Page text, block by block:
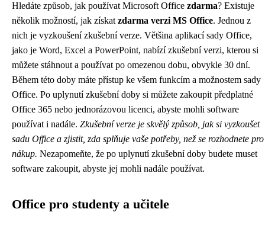
Hledáte způsob, jak používat Microsoft Office zdarma? Existuje
několik možností, jak získat zdarma verzi MS Office. Jednou z
nich je vyzkoušení zkušební verze. Většina aplikací sady Office,
jako je Word, Excel a PowerPoint, nabízí zkušební verzi, kterou si
můžete stáhnout a používat po omezenou dobu, obvykle 30 dní.
Během této doby máte přístup ke všem funkcím a možnostem sady
Office. Po uplynutí zkušební doby si můžete zakoupit předplatné
Office 365 nebo jednorázovou licenci, abyste mohli software
používat i nadále. Zkušební verze je skvělý způsob, jak si vyzkoušet
sadu Office a zjistit, zda splňuje vaše potřeby, než se rozhodnete pro
nákup. Nezapomeňte, že po uplynutí zkušební doby budete muset
software zakoupit, abyste jej mohli nadále používat.
Office pro studenty a učitele